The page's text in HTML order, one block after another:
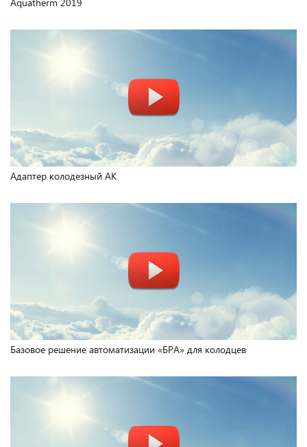
Адаптер колодезный АК
Базовое решение автоматизации «БРА» для колодцев